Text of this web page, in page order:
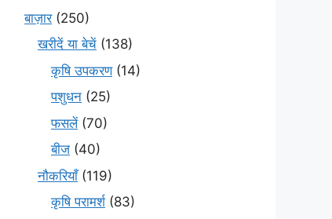
बाज़ार(250)
खरीदें या बेचें (138)
कृषि उपकरण(14)
पशुधन (25)
फसलें(70)
बीज (40)
नौकरियाँ(119)
कृषि परामर्श(83)